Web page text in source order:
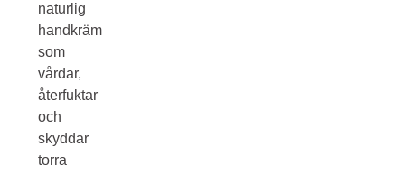
naturlig
handkräm
som
vårdar,
återfuktar
och
skyddar
torra